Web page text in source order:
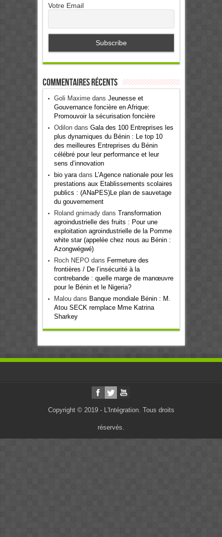
Votre Email
Commentaires récents
Goli Maximedans Jeunesse et
Gouvernance foncière en Afrique:
Promouvoir la sécurisation foncière
Odilondans Gala des 100 Entreprises les
plus dynamiques du Bénin : Le top 10
des meilleures Entreprises du Bénin
célébré pour leur performance et leur
sens d’innovation
bio yaradans
L’Agence nationale pour les
prestations aux Etablissements scolaires
publics : (ANaPES)Le plan de sauvetage
du gouvernement
Roland gnimadydans Transformation
agroindustrielle des fruits : Pour une
exploitation agroindustrielle de la Pomme
white star (appelée chez nous au Bénin :
Azongwégwé)
Roch NEPOdans Fermeture des
frontières / De l’insécurité à la
contrebande : quelle marge de manœuvre
pour le Bénin et le Nigeria?
Maloudans Banque mondiale Bénin : M.
Atou SECK remplace Mme Katrina
Sharkey
Copyright © 2019 - L'Intégration. Tous droits
réservés.